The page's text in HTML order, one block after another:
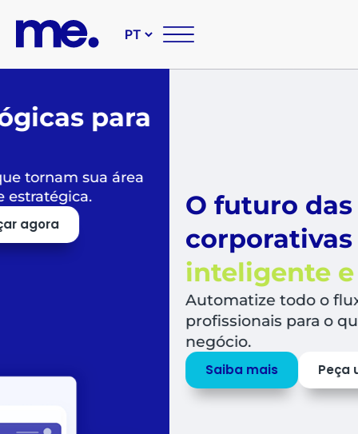
O futuro das suas
corporativas ésimples,
inteligente e sustentável
Automatize todo o fluxo de compras,
profissionais para o que mais agrega valor
Peça umaDEMO